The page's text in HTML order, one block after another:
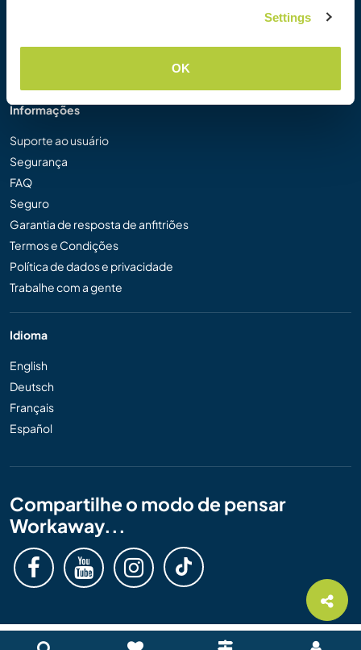
Settings
OK
Informações
Suporte ao usuário
Segurança
FAQ
Seguro
Garantia de resposta de anfitriões
Termos e Condições
Política de dados e privacidade
Trabalhe com a gente
Idioma
English
Deutsch
Français
Español
Compartilhe o modo de pensar
Workaway...